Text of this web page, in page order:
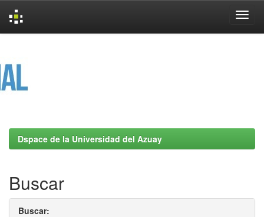
Dspace de la Universidad del Azuay
Buscar
Buscar: